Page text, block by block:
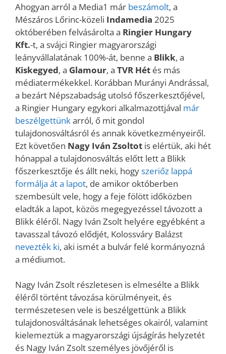
Ahogyan arról a Media1 már beszámolt, a
Mészáros Lőrinc-közeli Indamedia 2025
októberében felvásárolta a Ringier Hungary
Kft.-t, a svájci Ringier magyarországi
leányvállalatának 100%-át, benne a Blikk, a
Kiskegyed, a Glamour, a TVR Hét és más
médiatermékekkel. Korábban Murányi Andrással,
a bezárt Népszabadság utolsó főszerkesztőjével,
a Ringier Hungary egykori alkalmazottjával már
beszélgettünkarról, ő mit gondol
tulajdonosváltásról és annak következményeiről.
Ezt követően Nagy Iván Zsoltot is elértük, aki hét
hónappal a tulajdonosváltás előtt lett a Blikk
főszerkesztője és állt neki, hogyszeriőz lappá
formálja át a lapot, de amikor októberben
szembesült vele, hogy a feje fölött időközben
eladták a lapot, közös megegyezéssel távozott a
Blikk éléről. Nagy Iván Zsolt helyére egyébként a
tavasszal távozó elődjét, Kolossváry Balázst
nevezték ki, aki ismét a bulvár felé kormányozná
a médiumot.
Nagy Iván Zsolt részletesen is elmesélte a Blikk
éléről történt távozása körülményeit, és
természetesen vele is beszélgettünk a Blikk
tulajdonosváltásának lehetséges okairól, valamint
kielemeztük a magyarországi újságírás helyzetét
és Nagy Iván Zsolt személyes jövőjéről is